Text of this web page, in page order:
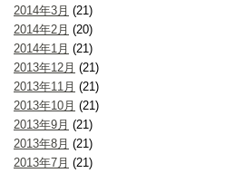
2014年3月 (21)
2014年2月 (20)
2014年1月 (21)
2013年12月 (21)
2013年11月 (21)
2013年10月 (21)
2013年9月 (21)
2013年8月 (21)
2013年7月 (21)